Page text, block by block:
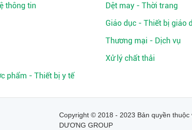
thông tin
Dệt may - Thời trang
Giáo dục - Thiết bị giáo
Thương mại - Dịch vụ
Xử lý chất thải
phẩm - Thiết bị y tế
Copyright © 2018 - 2023 Bản quyền thuộc
DƯƠNG GROUP